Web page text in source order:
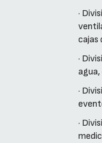
·
cajas
·
·
·